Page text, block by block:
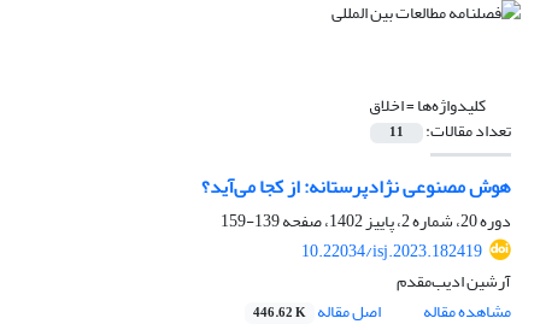
کلیدواژه‌ها =اخلاق
تعداد مقالات: 11
هوش مصنوعی نژادپرستانه: از کجا می‌آید؟
دوره 20، شماره 2، پاییز 1402، صفحه
139-159
10.22034/isj.2023.182419
آرشین ادیب‌مقدم
مشاهده مقاله
اصل مقاله 446.62 K